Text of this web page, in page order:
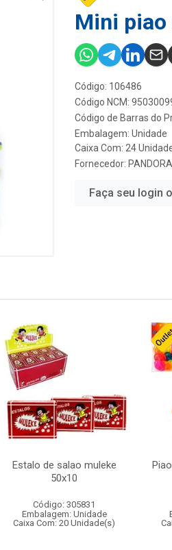
Mini
Código: 106486
Código NCM:
Código de Barras do
Embalagem: Unidade
Caixa Com: 24
Fornecedor: PANDORA
Faça seu login
Estalo de salao muleke
50x10
Código: 305831
Embalagem: Unidade
Caixa Com: 20 Unidade(s)